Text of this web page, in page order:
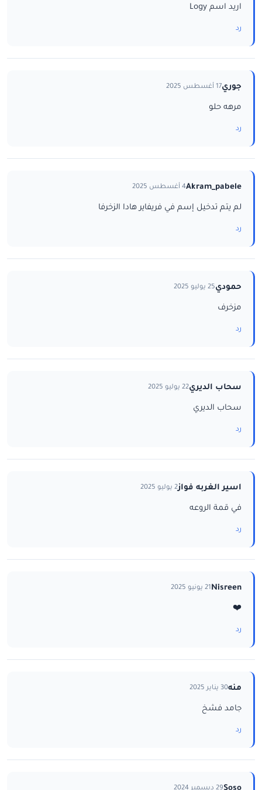
اريد اسم Logy
رد
جوري17 أغسطس 2025
مرهه حلو
رد
Akram_pabele4 أغسطس 2025
لم يتم تدخيل إسم في فريفاير هادا الزخرفا
رد
حمودي25 يوليو 2025
مزخرف
رد
سحاب الديري22 يوليو 2025
سحاب الديري
رد
اسير الغربه فواز2 يوليو 2025
في قمة الروعه
رد
Nisreen21 يونيو 2025
❤️
رد
منه30 يناير 2025
جامد فشخ
رد